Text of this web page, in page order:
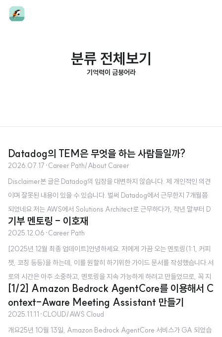
분류 전체보기
기억력이 금붕어라
Datadog의 TEM은 무엇을 하는 사람들일까?
2026.07.17 ·Career Path/About Career
Disclaimer본 글은 Datadog의 입장을 대변하지 않습니다. 제 개인적인 의견
이며 잘못된 내용이 있을 수 있습니다. 벌써 Datadog에서 근무한지 7개월쯤
되었네요.저는 AWS에서 Solutions Architect로 근무하다가, 작년 말부터 D
atadog에서 Technical Enablement Manager로 일하고 있습니다.TEM이
다른 회사에는 보기 드문 포지션이고, 이름에 매니저가 들어가서 피플 매니저인
가 하고 헷갈리실 것 같습니다.오늘은 제 포지션에 대해 간단히 소개해보고자
합니다. 그런데 잠깐, 제 포지션을 이해하기 위해서는 알아야하는 개념이 있습
니다.바로 프리세일즈와 포스트세일즈입니다. 굳이 구분을 해보자면 AWS SA
가 프리세일즈 엔지니어라면, TEM은 포스트세일즈 엔지니어입니..
기부 멘토링 - 이호재
2025.12.06 ·Career Path
[2025년 12월 최종 업데이트]안녕하세요. 저에게 가끔 오는 멘토링(1:1, 커피
챗, 코칭 등등)을 하는데, 이를 원할히 하기위한 가이드 문서를 작성했습니다.서
로의 시간은 아주 소중하고, 멘토링을 지속 가능하게 하려고 만들었므로, 꼭 지
켜주시길 바랍니다. 제 간단 소개총 경력 4년차의 전직 AWS SA, 현직 Datad
og Technical Enablement Manager 입니다.짧은 기간동안 국내 스타트업,
국내 중견기업, 글로벌 테크기업까지 경험했습니다.AWS에서 Solutions Arc
hitect로 근무했습니다.최근(25년 12월)에 Datadog의 Technical Enablem
[1/2] Amazon Bedrock AgentCore를 이용해서 C
ontext-Aware Meeting Assistant 만들기
2025.11.11 ·CLOUD/AWS Cloud
개요25년 10월 13일, Amazon Bedrock AgentCore 서비스가 GA 되었습